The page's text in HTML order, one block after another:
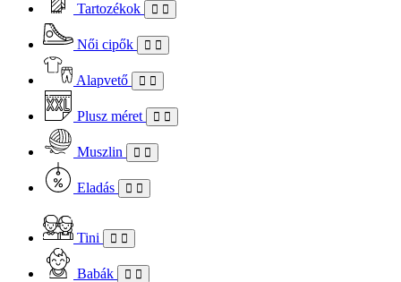
Tartozékok
Női cipők
Alapvető
Plusz méret
Muszlin
Eladás
Tini
Babák